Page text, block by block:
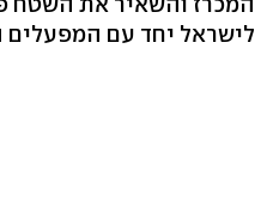
לישראל יחד עם המפעלים